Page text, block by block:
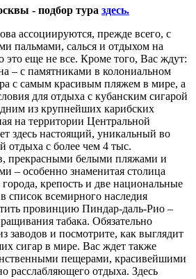
- подбор тура здесь.
ассоциируются, прежде всего, с
пальмами, салься и отдыхом на
это еще не все. Кроме того, Вас ждут:
– с памятниками в колониальном
с самым красивым пляжем в мире, а
для отдыха с кубанским сигарой
из крупнейших карибских
на территории Центральной
здесь настоящий, уникальный во
отдыха с более чем 4 тыс.
прекрасными белыми пляжами и
– особенно знаменитая столица
крепость и две национальные
всемирного наследия
провинцию Пиндар-даль-Рио –
табака. Обязательно
заводов и посмотрите, как выглядит
сигар в мире. Вас ждет также
пещерами, красивейшими
расслабляющего отдыха. Здесь